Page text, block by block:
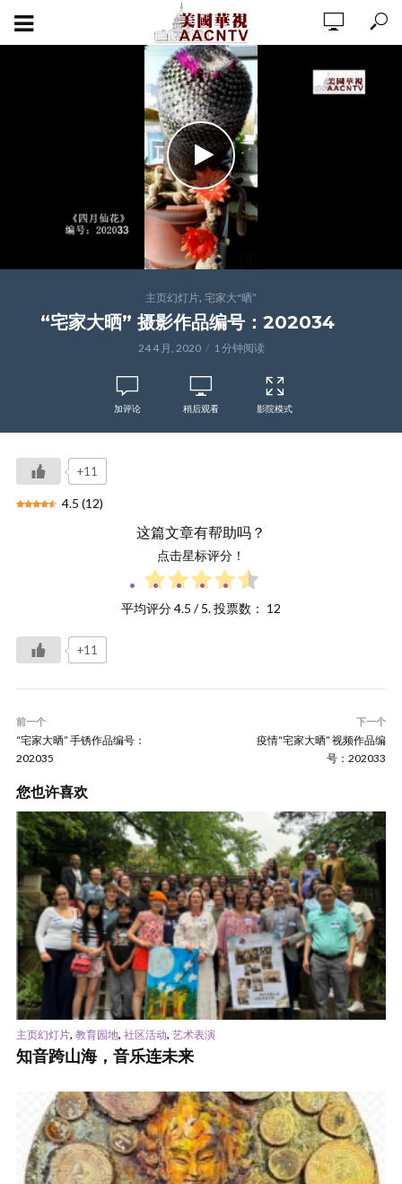
主页幻灯片, 宅家大"晒”
“宅家大晒” 摄影作品编号：202034
24 4 月, 2020 1 分钟阅读
加评论 稍后观看 影院模式
+11
4.5 (12)
这篇文章有帮助吗？
点击星标评分！
平均评分4.5 / 5. 投票数： 12
+11
前一个
“宅家大晒” 手锈作品编号：
202035
下一个
疫情“宅家大晒” 视频作品编
号：202033
您也许喜欢
主页幻灯片, 教育园地, 社区活动, 艺术表演
知音跨山海，音乐连未来